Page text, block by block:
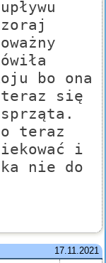
bo ona
się
teraz
i
nie do
17.11.2021